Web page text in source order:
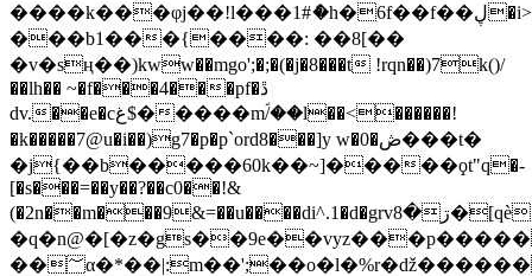
����k���φj��!l���1#ެ�h�6f��f��ڸ�i>gj
���b1���{����: ��8[��
�v�sң��)kww��mgo';�;�(�j�8���t !rqn��)7k()/
��lh�� ~�f���4���pf�ڐ
dv.��e�cغ$�����mؐ/��l��<������!
�k�����7@u�i��)g7�p�p`ord8���]y w�0�ڞ���t�
�j{��b�����60k��~]�����ϙt"q�-
[�s���=��y��?��c0��!&
(�2n��m���9&=��u����di^.1�d�grvڗ�8�[qѐ���b����ǜ�xdz�t.rmԕ�cf�(:�(c��i�b~c�z%��*�/
��؅α�*��|:m��';��o�l�%r�ǆ�������*����ǌ��]8